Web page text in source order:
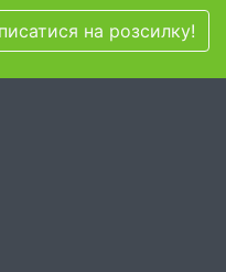
на розсилку!